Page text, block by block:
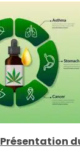
Présentation